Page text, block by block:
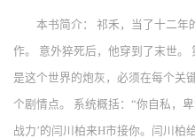
本书简介： 祁禾，当了十二年
作。 意外猝死后，他穿到了末世。
是这个世界的炮灰，必须在每个关
个剧情点。 系统概括：“你自私，
战力’的闫川柏来H市接你。闫川柏